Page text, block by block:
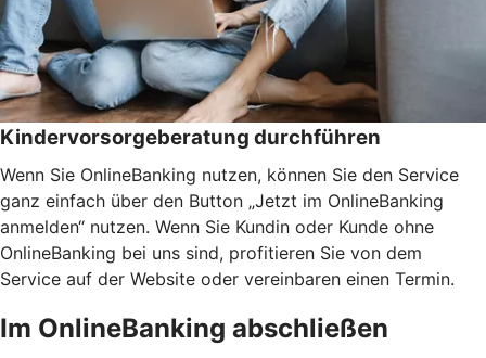
Kindervorsorgeberatung durchführen
Wenn Sie OnlineBanking nutzen, können Sie den Service
ganz einfach über den Button „Jetzt im OnlineBanking
anmelden“ nutzen. Wenn Sie Kundin oder Kunde ohne
OnlineBanking bei uns sind, profitieren Sie von dem
Service auf der Website oder vereinbaren einen Termin.
Im OnlineBanking abschließen